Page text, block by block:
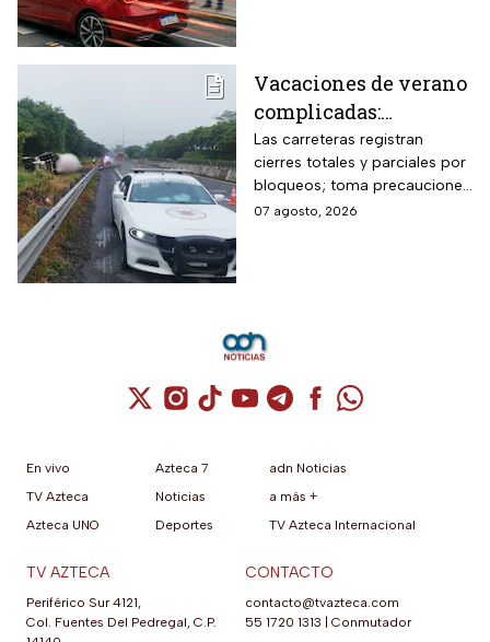
Vacaciones de verano
complicadas:
Carreteras cerradas
por bloqueos y fuertes
accidentes hoy
viernes 7 de agosto
Las carreteras registran
cierres totales y parciales por
bloqueos; toma precauciones
si viajas en estas vacaciones
07 agosto, 2026
Cuenta de X / Twitter (se abre en una
Cuenta de Instagram (se abre en una
Cuenta de TikTok (se abre en
Cuenta de YouTube (se abre
Cuenta de Telegram (se
Cuenta de
Cuenta de
En vivo
TV Azteca
Azteca UNO
Azteca 7
Noticias
Deportes
adn Noticias
a más +
TV Azteca Internacional
TV AZTECA
Periférico Sur 4121,
Col. Fuentes Del Pedregal, C.P.
CONTACTO
contacto@tvazteca.com
55 1720 1313
Conmutador